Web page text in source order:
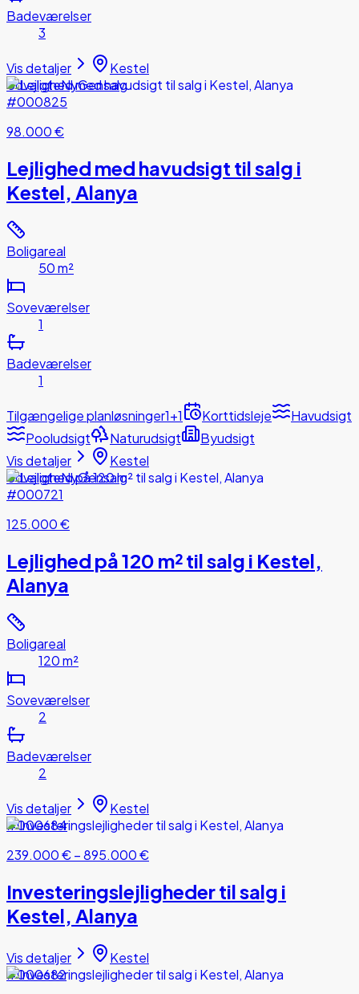
Badeværelser
3
Vis detaljer
Kestel
UdvalgteNyGensalg
#000825
98.000 €
Lejlighed med havudsigt til salg i
Kestel, Alanya
Boligareal
50 m²
Soveværelser
1
Badeværelser
1
Tilgængelige planløsninger1+1 Korttidsleje
Havudsigt
Pooludsigt
Naturudsigt
Byudsigt
Vis detaljer
Kestel
UdvalgteNyGensalg
#000721
125.000 €
Lejlighed på 120 m² til salg i Kestel,
Alanya
Boligareal
120 m²
Soveværelser
2
Badeværelser
2
Vis detaljer
Kestel
#000684
239.000 €–895.000 €
Investeringslejligheder til salg i
Kestel, Alanya
Vis detaljer
Kestel
#000682